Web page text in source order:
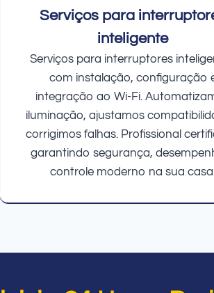
Serviços para
inteligente
Serviços para interruptores
com instalação, configuração
integração ao Wi-Fi.
iluminação, ajustamos
corrigimos falhas. Profissional
garantindo segurança,
controle moderno na sua casa.